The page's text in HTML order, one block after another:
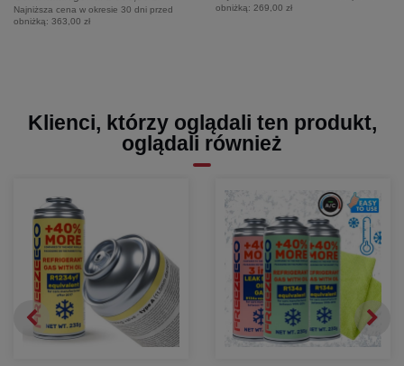
Najniższa cena w okresie 30 dni przed
obniżką: 363,00 zł
obniżką: 269,00 zł
Klienci, którzy oglądali ten produkt,
oglądali również